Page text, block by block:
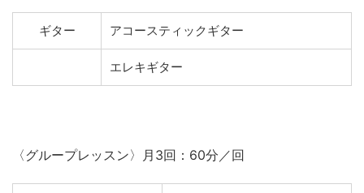
ギター アコースティックギター
エレキギター
〈グループレッスン〉月3回：60分／回